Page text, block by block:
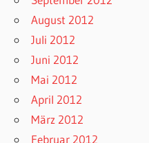
August 2012
Juli 2012
Juni 2012
Mai 2012
April 2012
März 2012
Februar 2012